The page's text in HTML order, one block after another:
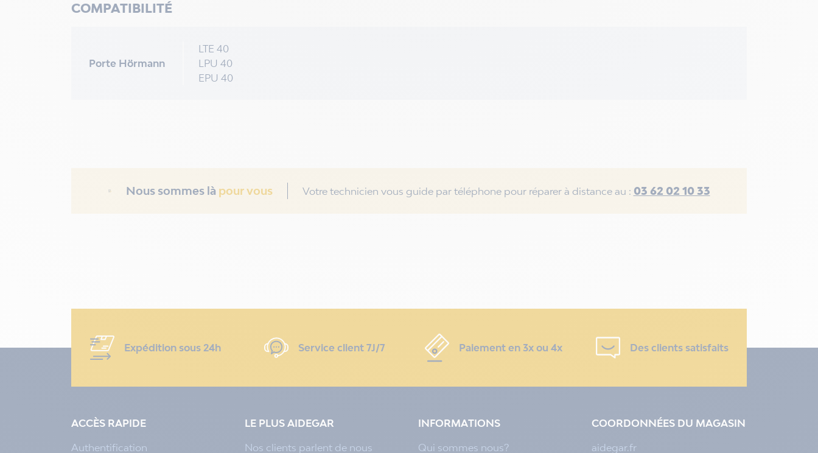
COMPATIBILITÉ
Porte Hörmann
LTE 40
LPU 40
EPU 40
Nous sommes là pour vous Votre technicien vous guide par téléphone pour réparer à distance au : 03 62 02 10 33
Expédition sous 24h Service client 7J/7 Paiement en 3x ou 4x Des clients satisfaits
ACCÈS RAPIDE
Authentification
LE PLUS AIDEGAR
Nos clients parlent de nous
INFORMATIONS
Qui sommes nous?
COORDONNÉES DU MAGASIN
aidegar.fr